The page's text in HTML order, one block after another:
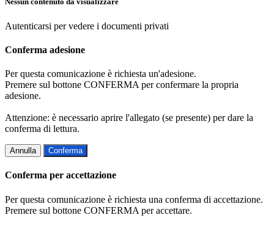
Autenticarsi per vedere i documenti privati
Conferma adesione
Per questa comunicazione è richiesta un'adesione.
Premere sul bottone CONFERMA per confermare la propria
adesione.
Attenzione: è necessario aprire l'allegato (se presente) per dare la
conferma di lettura.
Annulla Conferma
Conferma per accettazione
Per questa comunicazione è richiesta una conferma di accettazione.
Premere sul bottone CONFERMA per accettare.